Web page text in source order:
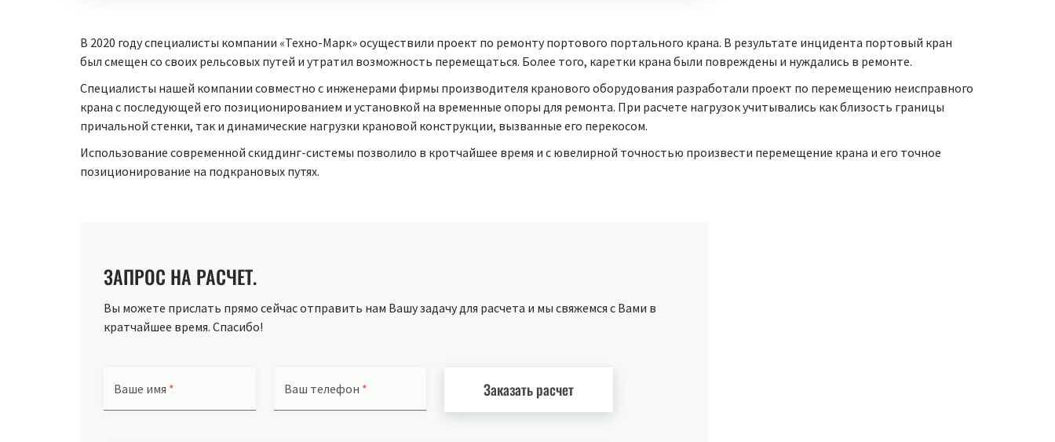
В 2020 году специалисты компании «Техно-Марк» осуществили проект по ремонту портового портального крана. В результате инцидента портовый кран
был смещен со своих рельсовых путей и утратил возможность перемещаться. Более того, каретки крана были повреждены и нуждались в ремонте.
Специалисты нашей компании совместно с инженерами фирмы производителя кранового оборудования разработали проект по перемещению неисправного
крана с последующей его позиционированием и установкой на временные опоры для ремонта. При расчете нагрузок учитывались как близость границы
причальной стенки, так и динамические нагрузки крановой конструкции, вызванные его перекосом.
Использование современной скиддинг-системы позволило в кротчайшее время и с ювелирной точностью произвести перемещение крана и его точное
позиционирование на подкрановых путях.
ЗАПРОС НА РАСЧЕТ.
Вы можете прислать прямо сейчас отправить нам Вашу задачу для расчета и мы свяжемся с Вами в
кратчайшее время. Спасибо!
Ваше имя * Ваш телефон * Заказать расчет